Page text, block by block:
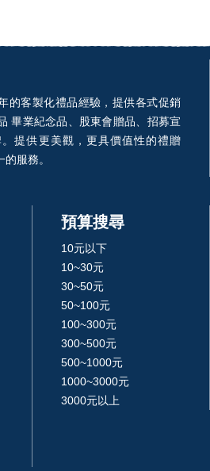
的客製化禮品經驗，提供各式促銷
畢業紀念品、股東會贈品、招募宣
提供更美觀，更具價值性的禮贈
服務。
預算搜尋
10元以下
10~30元
30~50元
50~100元
100~300元
300~500元
500~1000元
1000~3000元
3000元以上